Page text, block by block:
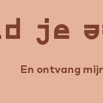
je
En ontvang